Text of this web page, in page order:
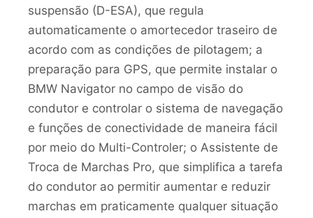
suspensão (D-ESA), que regula
automaticamente o amortecedor traseiro de
acordo com as condições de pilotagem; a
preparação para GPS, que permite instalar o
BMW Navigator no campo de visão do
condutor e controlar o sistema de navegação
e funções de conectividade de maneira fácil
por meio do Multi-Controler; o Assistente de
Troca de Marchas Pro, que simplifica a tarefa
do condutor ao permitir aumentar e reduzir
marchas em praticamente qualquer situação